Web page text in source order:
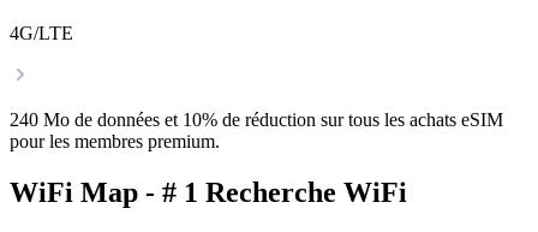
4G/LTE
240 Mo de données et 10% de réduction sur tous les achats eSIM
pour les membres premium.
WiFi Map - # 1 Recherche WiFi